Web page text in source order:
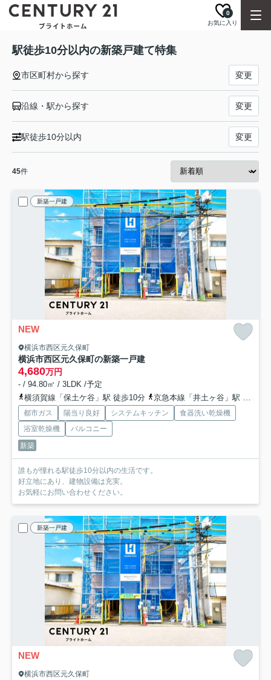
お気に入り
0
駅徒歩10分以内の新築戸建て特集
市区町村から探す 変更
沿線・駅から探す 変更
駅徒歩10分以内 変更
45件
新築一戸建
NEW
横浜市西区元久保町
横浜市西区元久保町の新築一戸建
4,680万円
- / 94.80㎡ / 3LDK /予定
横須賀線「保土ケ谷」駅 徒歩10分
京急本線「井土ヶ谷」駅 バス5分 「保土ヶ谷駅東口」 停歩13分
都市ガス 陽当り良好 システムキッチン
食器洗い乾燥機
浴室乾燥機
バルコニー
新築
誰もが憧れる駅徒歩10分以内の生活です。
好立地にあり、建物設備は充実。
お気軽にお問い合わせください。
新築一戸建
NEW
横浜市西区元久保町